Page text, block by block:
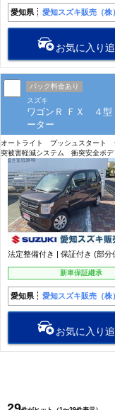
愛知県 愛知スズキ販売（株
お気に入り
パック料金あり
スズキ
ワゴンＲ ＦＸ ４
ーター
オートライト プッシュスター
突被害軽減システム 衝突安全ボ
法定整備付き | 保証付き (部
新車保証継承
愛知県 愛知スズキ販売（株
お気に入り